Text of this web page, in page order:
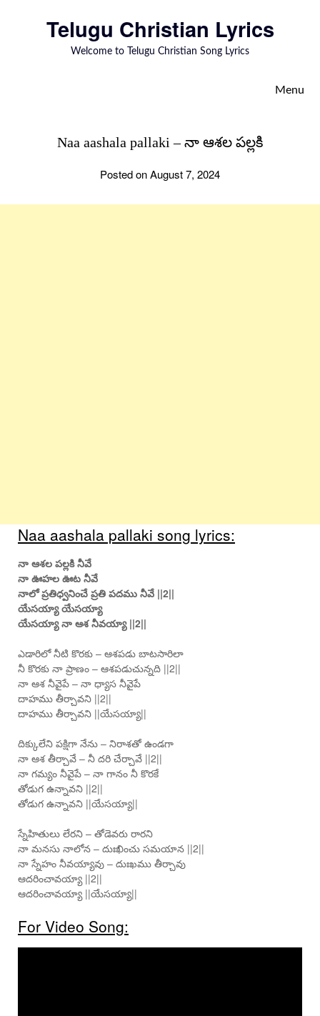
Telugu Christian Lyrics
Welcome to Telugu Christian Song Lyrics
Menu
Naa aashala pallaki – నా ఆశల పల్లకి
Posted on August 7, 2024
Naa aashala pallaki song lyrics:
నా ఆశల పల్లకి నీవే
నా ఊహల ఊట నీవే
నాలో ప్రతిధ్వనించే ప్రతి పదము నీవే ||2||
యేసయ్యా యేసయ్యా
యేసయ్యా నా ఆశ నీవయ్యా ||2||
ఎడారిలో నీటి కొరకు – ఆశపడు బాటసారిలా
నీ కొరకు నా ప్రాణం – ఆశపడుచున్నది ||2||
నా ఆశ నీవైపే – నా ధ్యాస నీవైపే
దాహము తీర్చావని ||2||
దాహము తీర్చావని ||యేసయ్యా||
దిక్కులేని పక్షిగా నేను – నిరాశతో ఉండగా
నా ఆశ తీర్చావే – నీ దరి చేర్చావే ||2||
నా గమ్యం నీవైపే – నా గానం నీ కొరకే
తోడుగ ఉన్నావని ||2||
తోడుగ ఉన్నావని ||యేసయ్యా||
స్నేహితులు లేరని – తోడెవరు రారని
నా మనసు నాలోన – దుఃఖించు సమయాన ||2||
నా స్నేహం నీవయ్యావు – దుఃఖము తీర్చావు
ఆదరించావయ్యా ||2||
ఆదరించావయ్యా ||యేసయ్యా||
For Video Song: